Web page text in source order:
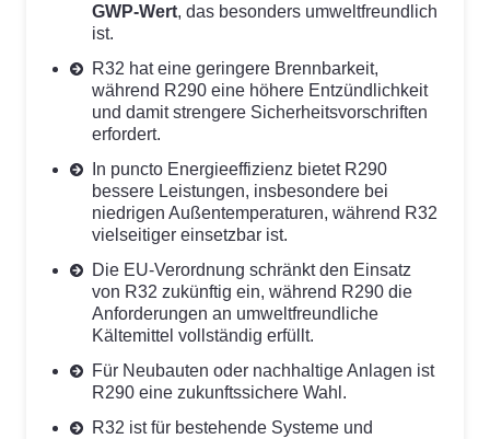
GWP-Wert, das besonders umweltfreundlich
ist.
R32 hat eine geringere Brennbarkeit,
während R290 eine höhere Entzündlichkeit
und damit strengere Sicherheitsvorschriften
erfordert.
In puncto Energieeffizienz bietet R290
bessere Leistungen, insbesondere bei
niedrigen Außentemperaturen, während R32
vielseitiger einsetzbar ist.
Die EU-Verordnung schränkt den Einsatz
von R32 zukünftig ein, während R290 die
Anforderungen an umweltfreundliche
Kältemittel vollständig erfüllt.
Für Neubauten oder nachhaltige Anlagen ist
R290 eine zukunftssichere Wahl.
R32 ist für bestehende Systeme und